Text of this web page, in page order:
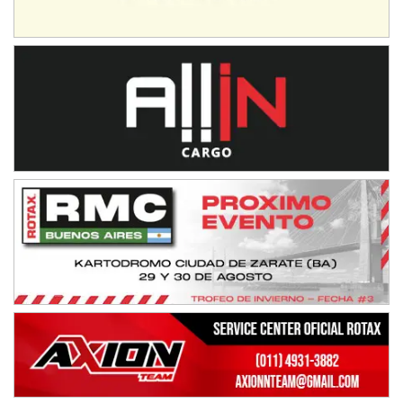
IAME SERIES ARGENTINA 6
Baradero (Buenos Aires)
Ciudad de Trenque Lauquen (Asfalto)
ENTRERRIANO - F6 (POSTERGADA)
Parque de la Velocidad (Asfalto)
Villaguay (Entre Ríos)
VICTORIENSE - F7
El Cerro (Tierra)
Moto Club Reginense (Tierra)
Gral. E. Godoy (Río Negro)